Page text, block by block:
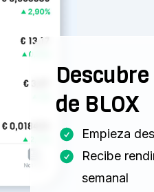
de BLOX
Empieza
Recibe
semanal